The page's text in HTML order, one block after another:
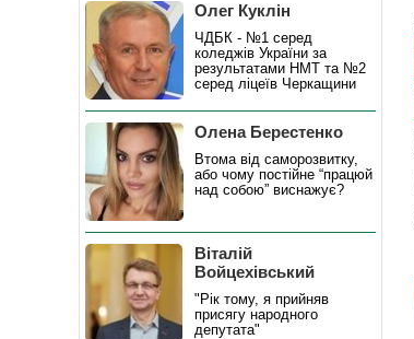
Олег Куклін
ЧДБК - №1 серед
коледжів України за
результатами НМТ та №2
серед ліцеїв Черкащини
Олена Берестенко
Втома від саморозвитку,
або чому постійне “працюй
над собою” виснажує?
Віталій
Войцехівський
"Рік тому, я прийняв
присягу народного
депутата"